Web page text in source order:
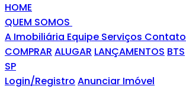
HOME
QUEM SOMOS
A Imobiliária Equipe Serviços Contato
COMPRAR ALUGAR LANÇAMENTOS BTS
SP
Login/Registro Anunciar Imóvel